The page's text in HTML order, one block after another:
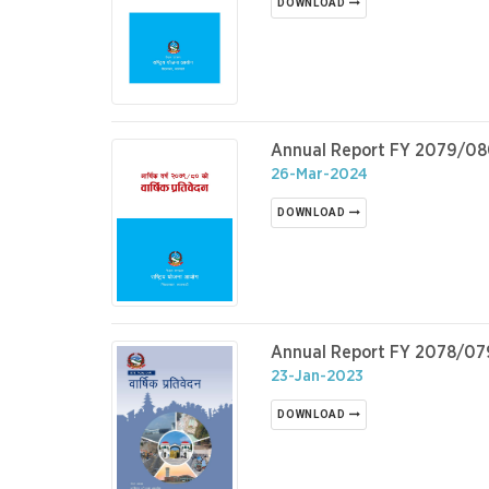
DOWNLOAD
Annual Report FY 2079/
26-Mar-2024
DOWNLOAD
Annual Report FY 2078/
23-Jan-2023
DOWNLOAD